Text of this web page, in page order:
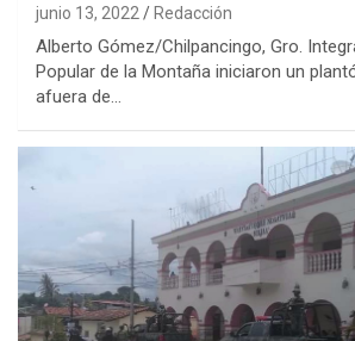
junio 13, 2022 Redacción
Alberto Gómez/Chilpancingo, Gro.
Popular de la Montaña iniciaron un
afuera de…